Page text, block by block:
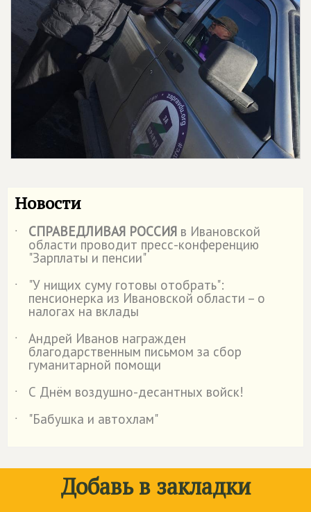
Новости
˙ СПРАВЕДЛИВАЯ РОССИЯ в Ивановской
области проводит пресс-конференцию
"Зарплаты и пенсии"
˙
"У нищих суму готовы отобрать":
пенсионерка из Ивановской области – о
налогах на вклады
˙
Андрей Иванов награжден
благодарственным письмом за сбор
гуманитарной помощи
˙
С Днём воздушно-десантных войск!
˙
"Бабушка и автохлам"
Добавь в закладки